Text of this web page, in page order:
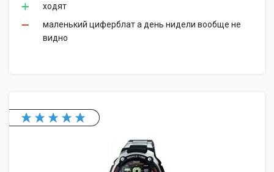
ходят
маленький циферблат а день нидели вообще не
видно